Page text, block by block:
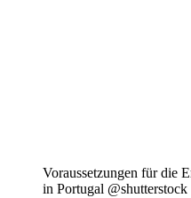
Voraussetzungen für die
in Portugal @shutterstock